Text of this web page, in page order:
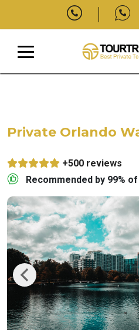
Private Orlando
+500 reviews
Recommended by 99%
Previous